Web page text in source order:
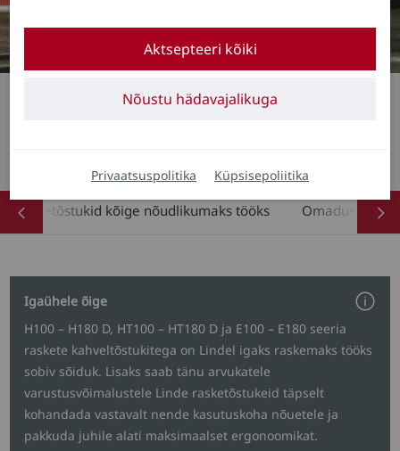
Rasketõstukid kõige nõudlikumaks tööks Omadused
Igaühele õige
H100 – H180 D, HT100 – HT180 D ja E100 – E180 seeria
raskete kahveltõstukitega on Lindel igaks raskemaks tööks
sobiv sõiduk. Lisaks saab tänu arvukatele
varustusvõimalustele Linde rasketõstukeid täpselt
kohandada vastavalt nende kasutuskoha nõuetele ja
pakkuda juhile alati maksimaalset ergonoomikat.
Aktsepteeri kõiki
Nõustu hädavajalikuga
Privaatsuspolitika Küpsisepoliitika